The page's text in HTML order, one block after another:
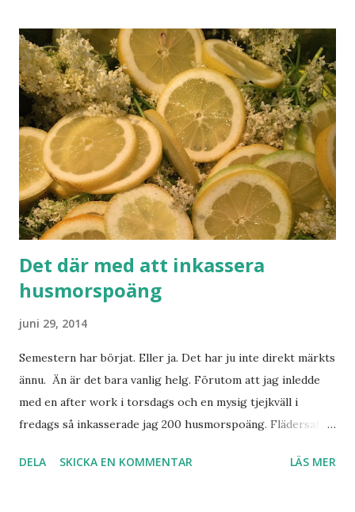
Det där med att inkassera
husmorspoäng
juni 29, 2014
Semestern har börjat. Eller ja. Det har ju inte direkt märkts
ännu. Än är det bara vanlig helg. Förutom att jag inledde
med en after work i torsdags och en mysig tjejkväll i
fredags så inkasserade jag 200 husmorspoäng. Flädersaft
jordgubbar plockade jag. Från hyllan utanför Maxi. Men det
DELA SKICKA EN KOMMENTAR LÄS MER